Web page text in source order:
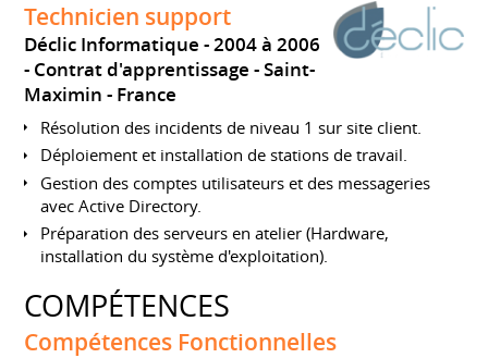
Technicien support
Déclic Informatique
2004 à 2006
Contrat d'apprentissage
Saint-
Maximin
France
Résolution des incidents de niveau 1 sur site client.
Déploiement et installation de stations de travail.
Gestion des comptes utilisateurs et des messageries
avec Active Directory.
Préparation des serveurs en atelier (Hardware,
installation du système d'exploitation).
COMPÉTENCES
Compétences Fonctionnelles